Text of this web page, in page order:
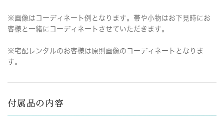
※画像はコーディネート例となります。帯や小物はお下見時にお
客様と一緒にコーディネートさせていただきます。
※宅配レンタルのお客様は原則画像のコーディネートとなりま
す。
付属品の内容